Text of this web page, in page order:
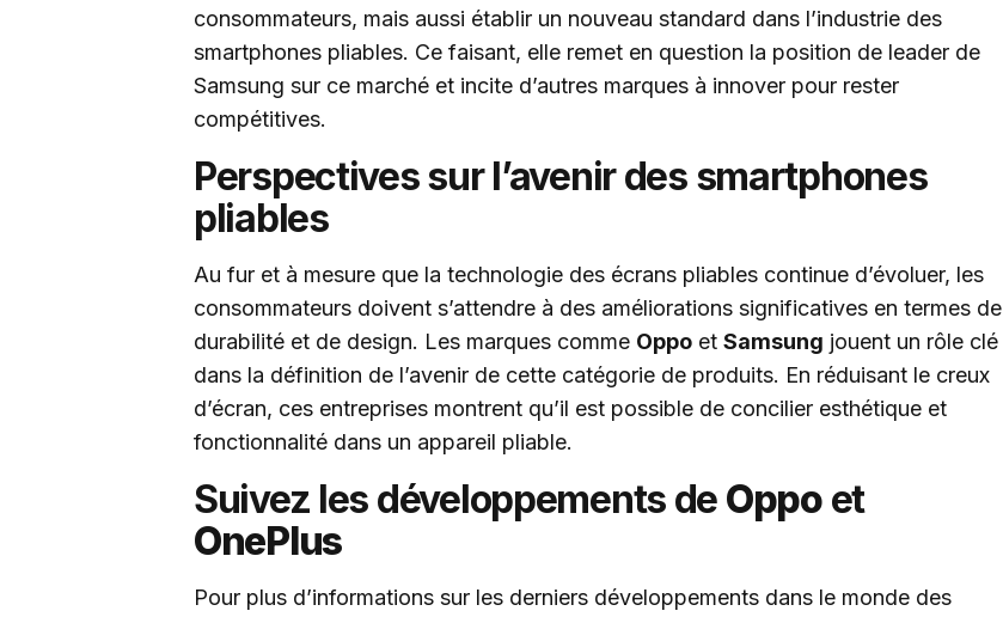
consommateurs, mais aussi établir un nouveau standard dans l’industrie des
smartphones pliables. Ce faisant, elle remet en question la position de leader de
Samsung sur ce marché et incite d’autres marques à innover pour rester
compétitives.
Perspectives sur l’avenir des smartphones
pliables
Au fur et à mesure que la technologie des écrans pliables continue d’évoluer, les
consommateurs doivent s’attendre à des améliorations significatives en termes de
durabilité et de design. Les marques comme Oppo et Samsung jouent un rôle clé
dans la définition de l’avenir de cette catégorie de produits. En réduisant le creux
d’écran, ces entreprises montrent qu’il est possible de concilier esthétique et
fonctionnalité dans un appareil pliable.
Suivez les développements de Oppoet
OnePlus
Pour plus d’informations sur les derniers développements dans le monde des